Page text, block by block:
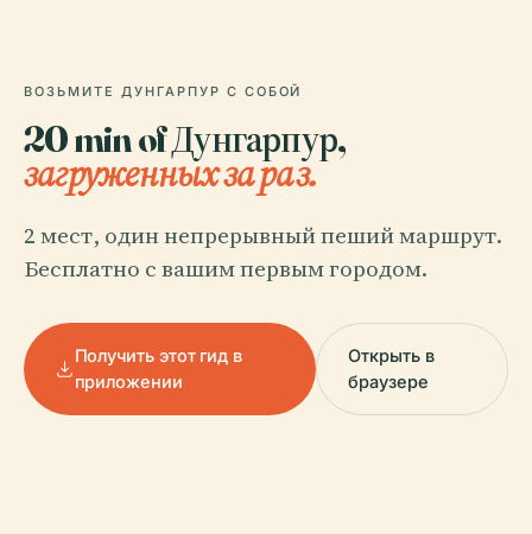
ВОЗЬМИТЕ ДУНГАРПУР С СОБОЙ
20 min of Дунгарпур,
загруженных за раз.
2 мест, один непрерывный пеший маршрут.
Бесплатно с вашим первым городом.
Получить этот гид в
приложении
Открыть в
браузере